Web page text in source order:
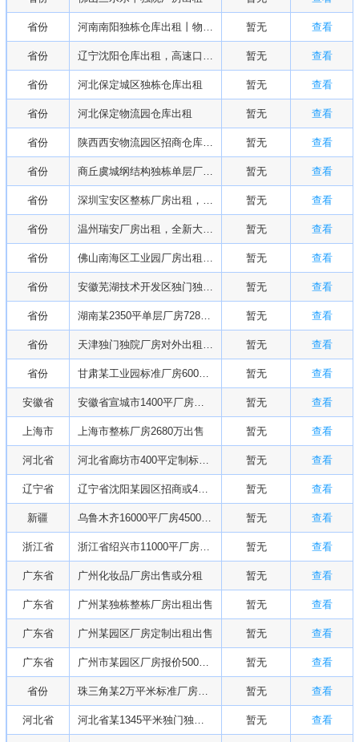
省份 河南南阳独栋仓库出租丨物流园招商 暂无 查看
省份 辽宁沈阳仓库出租，高速口库房 暂无 查看
省份 河北保定城区独栋仓库出租 暂无 查看
省份 河北保定物流园仓库出租 暂无 查看
省份 陕西西安物流园区招商仓库出租 暂无 查看
省份 商丘虞城纲结构独栋单层厂房出租，6400平 暂无 查看
省份 深圳宝安区整栋厂房出租，13500平 暂无 查看
省份 温州瑞安厂房出租，全新大面积5万平 暂无 查看
省份 佛山南海区工业园厂房出租/16569平方 暂无 查看
省份 安徽芜湖技术开发区独门独院厂房出租 暂无 查看
省份 湖南某2350平单层厂房728万出售 暂无 查看
省份 天津独门独院厂房对外出租或出售 暂无 查看
省份 甘肃某工业园标准厂房6000万转让 暂无 查看
安徽省 安徽省宣城市1400平厂房招商或出售 暂无 查看
上海市 上海市整栋厂房2680万出售 暂无 查看
河北省 河北省廊坊市400平定制标准厂房招商或出售 暂无 查看
辽宁省 辽宁省沈阳某园区招商或490万起售 暂无 查看
新疆 乌鲁木齐16000平厂房4500万出售 暂无 查看
浙江省 浙江省绍兴市11000平厂房出售 暂无 查看
广东省 广州化妆品厂房出售或分租 暂无 查看
广东省 广州某独栋整栋厂房出租出售 暂无 查看
广东省 广州某园区厂房定制出租出售 暂无 查看
广东省 广州市某园区厂房报价5000万出售 暂无 查看
省份 珠三角某2万平米标准厂房1.4亿出售 暂无 查看
河北省 河北省某1345平米独门独院厂房出售 暂无 查看